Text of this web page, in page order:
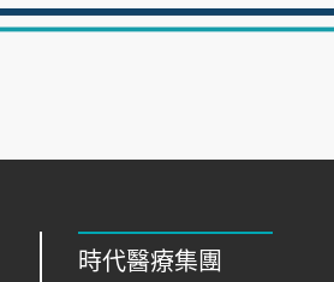
時代醫療集團